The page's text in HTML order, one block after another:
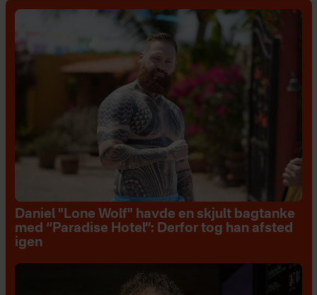
Daniel "Lone Wolf" havde en skjult bagtanke
med “Paradise Hotel”: Derfor tog han afsted
igen